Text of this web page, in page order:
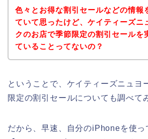
色々とお得な割引セールなどの情報
ていて思ったけど、ケイティーズニ
クのお店で季節限定の割引セールを
ていることってないの？
ということで、ケイティーズニュヨ
限定の割引セールについても調べて
だから、早速、自分のiPhoneを使っ